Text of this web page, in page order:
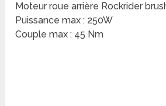
Moteur roue arrière Rockrider
Puissance max : 250W
Couple max : 45 Nm